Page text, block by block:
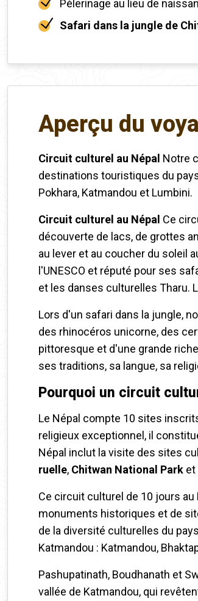
Pèlerinage au lieu de
Safari dans la jungle de
Aperçu du
Circuit culturel au Népal Notre
destinations touristiques du
Pokhara, Katmandou et Lumbini.
Circuit culturel au Népal Ce
découverte de lacs, de grottes
au lever et au coucher du soleil
l'UNESCO et réputé pour ses
et les danses culturelles Tharu.
Lors d'un safari dans la jungle,
des rhinocéros unicorne, des
pittoresque et d'une grande
ses traditions, sa langue, sa
Pourquoi un circuit
Le Népal compte 10 sites
religieux exceptionnel, il
Népal inclut la visite des sites
ruelle, Chitwan National Park et
Ce circuit culturel de 10 jours
monuments historiques et de
de la diversité culturelles du
Katmandou : Katmandou,
Pashupatinath, Boudhanath et
vallée de Katmandou, qui